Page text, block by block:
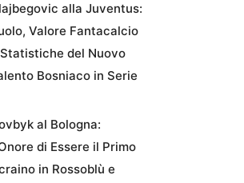
alla Juventus:
Valore Fantacalcio
del Nuovo
Bosniaco in Serie
al Bologna:
di Essere il Primo
in Rossoblù e